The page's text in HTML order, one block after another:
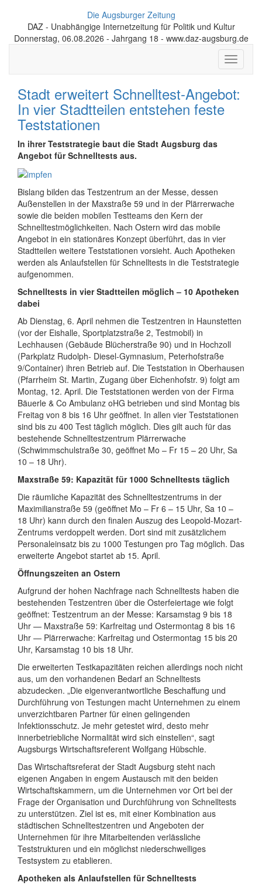
Die Augsburger Zeitung
DAZ - Unabhängige Internetzeitung für Politik und Kultur
Donnerstag, 06.08.2026 - Jahrgang 18 - www.daz-augsburg.de
Toggle
Stadt erweitert Schnelltest-Angebot:
In vier Stadtteilen entstehen feste
Teststationen
In ihrer Teststrategie baut die Stadt Augsburg das
Angebot für Schnelltests aus.
Bislang bilden das Testzentrum an der Messe, dessen
Außenstellen in der Maxstraße 59 und in der Plärrerwache
sowie die beiden mobilen Testteams den Kern der
Schnelltestmöglichkeiten. Nach Ostern wird das mobile
Angebot in ein stationäres Konzept überführt, das in vier
Stadtteilen weitere Teststationen vorsieht. Auch Apotheken
werden als Anlaufstellen für Schnelltests in die Teststrategie
aufgenommen.
Schnelltests in vier Stadtteilen möglich – 10 Apotheken
dabei
Ab Dienstag, 6. April nehmen die Testzentren in Haunstetten
(vor der Eishalle, Sportplatzstraße 2, Testmobil) in
Lechhausen (Gebäude Blücherstraße 90) und in Hochzoll
(Parkplatz Rudolph- Diesel-Gymnasium, Peterhofstraße
9/Container) ihren Betrieb auf. Die Teststation in Oberhausen
(Pfarrheim St. Martin, Zugang über Eichenhofstr. 9) folgt am
Montag, 12. April. Die Teststationen werden von der Firma
Bäuerle & Co Ambulanz oHG betrieben und sind Montag bis
Freitag von 8 bis 16 Uhr geöffnet. In allen vier Teststationen
sind bis zu 400 Test täglich möglich. Dies gilt auch für das
bestehende Schnelltestzentrum Plärrerwache
(Schwimmschulstraße 30, geöffnet Mo – Fr 15 – 20 Uhr, Sa
10 – 18 Uhr).
Maxstraße 59: Kapazität für 1000 Schnelltests täglich
Die räumliche Kapazität des Schnelltestzentrums in der
Maximilianstraße 59 (geöffnet Mo – Fr 6 – 15 Uhr, Sa 10 –
18 Uhr) kann durch den finalen Auszug des Leopold-Mozart-
Zentrums verdoppelt werden. Dort sind mit zusätzlichem
Personaleinsatz bis zu 1000 Testungen pro Tag möglich. Das
erweiterte Angebot startet ab 15. April.
Öffnungszeiten an Ostern
Aufgrund der hohen Nachfrage nach Schnelltests haben die
bestehenden Testzentren über die Osterfeiertage wie folgt
geöffnet: Testzentrum an der Messe: Karsamstag 9 bis 18
Uhr — Maxstraße 59: Karfreitag und Ostermontag 8 bis 16
Uhr — Plärrerwache: Karfreitag und Ostermontag 15 bis 20
Uhr, Karsamstag 10 bis 18 Uhr.
Die erweiterten Testkapazitäten reichen allerdings noch nicht
aus, um den vorhandenen Bedarf an Schnelltests
abzudecken. „Die eigenverantwortliche Beschaffung und
Durchführung von Testungen macht Unternehmen zu einem
unverzichtbaren Partner für einen gelingenden
Infektionsschutz. Je mehr getestet wird, desto mehr
innerbetriebliche Normalität wird sich einstellen“, sagt
Augsburgs Wirtschaftsreferent Wolfgang Hübschle.
Das Wirtschaftsreferat der Stadt Augsburg steht nach
eigenen Angaben in engem Austausch mit den beiden
Wirtschaftskammern, um die Unternehmen vor Ort bei der
Frage der Organisation und Durchführung von Schnelltests
zu unterstützen. Ziel ist es, mit einer Kombination aus
städtischen Schnelltestzentren und Angeboten der
Unternehmen für ihre Mitarbeitenden verlässliche
Teststrukturen und ein möglichst niederschwelliges
Testsystem zu etablieren.
Apotheken als Anlaufstellen für Schnelltests